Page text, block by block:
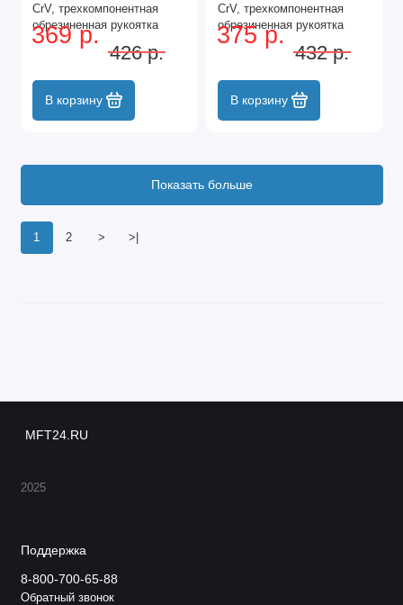
CrV, трехкомпонентная
обрезиненная рукоятка
Matrix
369 р.
426 р.
В корзину
CrV, трехкомпонентная
обрезиненная рукоятка
Matrix
375 р.
432 р.
В корзину
1 2 > >|
Показать больше
MFT24.RU
2025
Поддержка
8-800-700-65-88
Обратный звонок